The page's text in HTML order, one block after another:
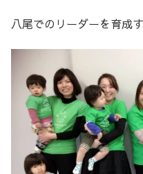
八尾でのリーダーを育成